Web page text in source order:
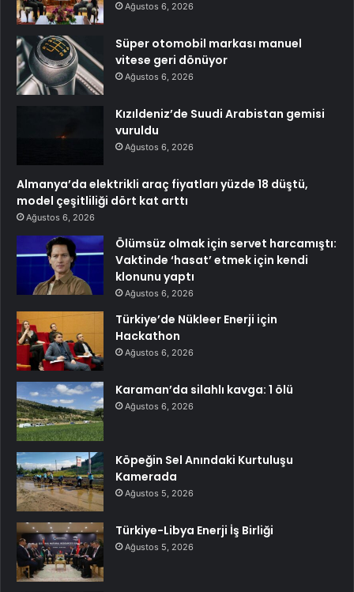
Ağustos 6, 2026
Süper otomobil markası manuel
vitese geri dönüyor
Ağustos 6, 2026
Kızıldeniz’de Suudi Arabistan gemisi
vuruldu
Ağustos 6, 2026
Almanya’da elektrikli araç fiyatları yüzde 18 düştü,
model çeşitliliği dört kat arttı
Ağustos 6, 2026
Ölümsüz olmak için servet harcamıştı:
Vaktinde ‘hasat’ etmek için kendi
klonunu yaptı
Ağustos 6, 2026
Türkiye’de Nükleer Enerji için
Hackathon
Ağustos 6, 2026
Karaman’da silahlı kavga: 1 ölü
Ağustos 6, 2026
Köpeğin Sel Anındaki Kurtuluşu
Kamerada
Ağustos 5, 2026
Türkiye-Libya Enerji İş Birliği
Ağustos 5, 2026